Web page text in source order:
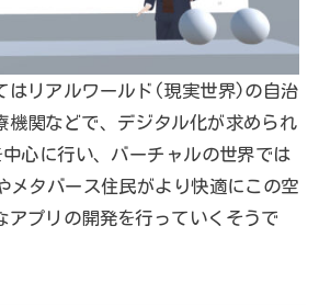
はリアルワールド(現実世界)の自治
機関などで、デジタル化が求められ
中心に行い、バーチャルの世界では
メタバース住民がより快適にこの空
アプリの開発を行っていくそうで